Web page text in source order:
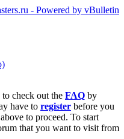
check out the FAQ by
have to register before you
to proceed. To start
that you want to visit from